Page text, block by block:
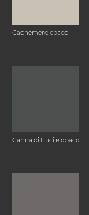
Cachemere opaco
Canna di Fucile opaco